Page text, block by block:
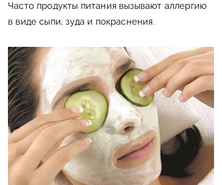
Часто продукты питания вызывают аллергию
в виде сыпи, зуда и покраснения.